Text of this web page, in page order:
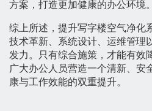
方案，打造更加健康的办公环境。
综上所述，提升写字楼空气净化
技术革新、系统设计、运维管理
发力。只有综合施策，才能有效
广大办公人员营造一个清新、安
康与工作效能的双重提升。